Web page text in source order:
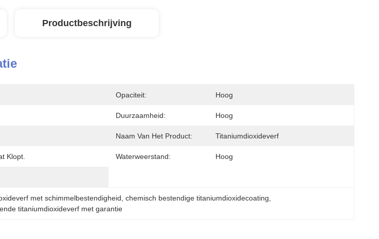
Productbeschrijving
Opaciteit: Hoog
Duurzaamheid: Hoog
Naam Van Het Product: Titaniumdioxideverf
Klopt. Waterweerstand: Hoog
met schimmelbestendigheid , chemisch bestendige titaniumdioxidecoating
titaniumdioxideverf met garantie